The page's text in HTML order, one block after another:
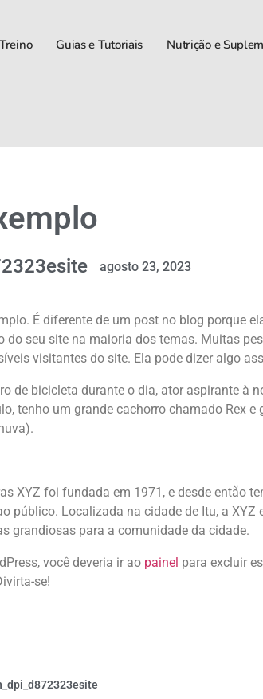
Guias e Tutoriais Nutrição e
agosto 23, 2023
É diferente de um post no blog porque
do seu site na maioria dos temas. Muitas
visitantes do site. Ela pode dizer algo
de bicicleta durante o dia, ator aspirante à
tenho um grande cachorro chamado Rex e
XYZ foi fundada em 1971, e desde então
público. Localizada na cidade de Itu, a XYZ
grandiosas para a comunidade da cidade.
você deveria ir ao painel para excluir
se!